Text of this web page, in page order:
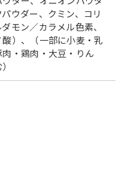
ウダー、クミン、コリ
モン／カラメル色素、
）、（一部に小麦・乳
・鶏肉・大豆・りん